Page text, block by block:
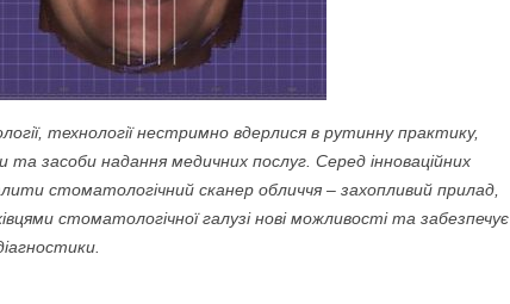
технології нестримно вдерлися в рутинну практику,
та засоби надання медичних послуг. Серед інноваційних
стоматологічний сканер обличчя – захопливий прилад,
стоматологічної галузі нові можливості та забезпечує